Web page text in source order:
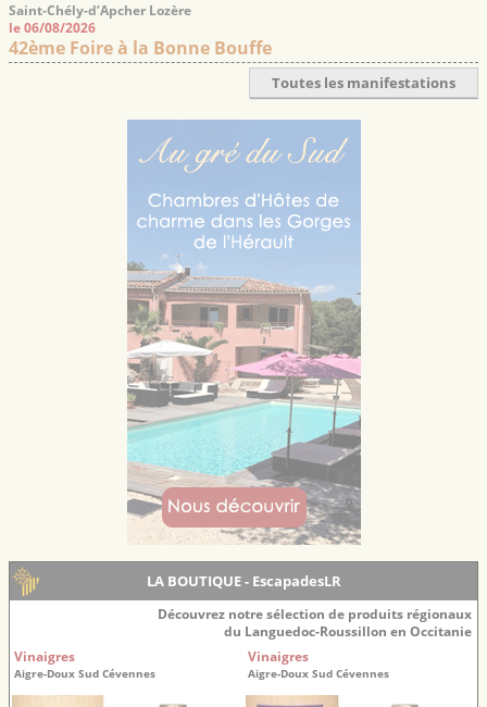
Saint-Chély-d’Apcher Lozère
le 06/08/2026
42ème Foire à la Bonne Bouffe
Toutes les manifestations
LA BOUTIQUE - EscapadesLR
Découvrez notre sélection de produits régionaux
du Languedoc-Roussillon en Occitanie
Vinaigres
Aigre-Doux Sud Cévennes
Vinaigres
Aigre-Doux Sud Cévennes